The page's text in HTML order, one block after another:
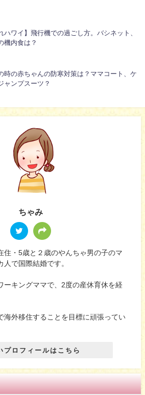
ハワイ】飛行機での過ごし方。バシネット、
機内食は？
時の赤ちゃんの防寒対策は？ママコート、ケ
ャンプスーツ？
ちゃみ
住・5歳と２歳のやんちゃ男の子のマ
人で国際結婚です。
ーキングママで、2度の産休育休を経
海外移住することを目標に頑張ってい
プロフィールはこちら